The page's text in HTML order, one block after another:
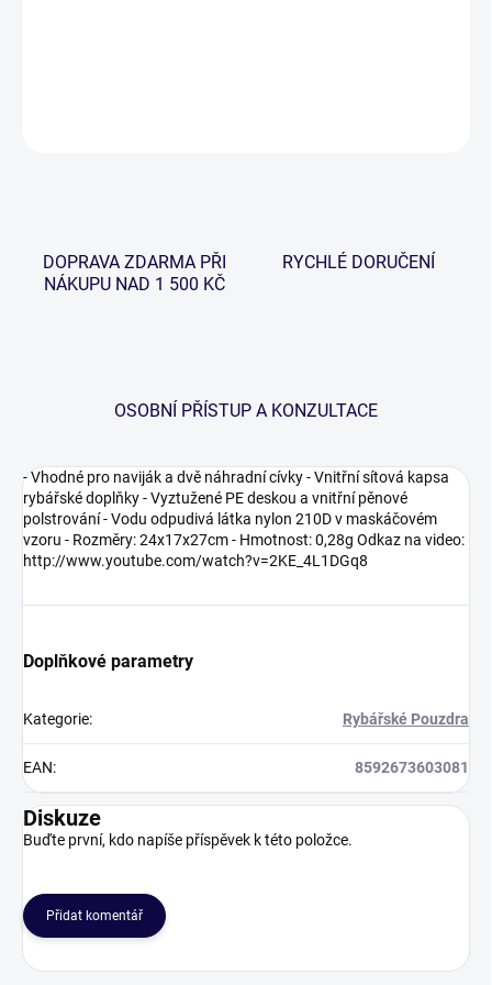
DOPRAVA ZDARMA PŘI
NÁKUPU NAD 1 500 KČ
RYCHLÉ DORUČENÍ
OSOBNÍ PŘÍSTUP A KONZULTACE
- Vhodné pro naviják a dvě náhradní cívky - Vnitřní sítová kapsa
rybářské doplňky - Vyztužené PE deskou a vnitřní pěnové
polstrování - Vodu odpudivá látka nylon 210D v maskáčovém
vzoru - Rozměry: 24x17x27cm - Hmotnost: 0,28g Odkaz na video:
http://www.youtube.com/watch?v=2KE_4L1DGq8
Doplňkové parametry
Kategorie: Rybářské Pouzdra
EAN: 8592673603081
Diskuze
Buďte první, kdo napíše příspěvek k této položce.
Přidat komentář